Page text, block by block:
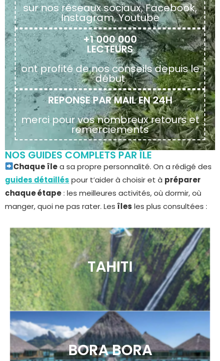
sur nos réseaux sociaux, Facebook,
Instagram, Youtube
+1 000 000
LECTEURS
ont profité de nos conseils depuis le
début
REPONSE PAR MAIL EN 24H
merci pour vos nombreux retours et
remerciements
NOS GUIDES COMPLETS PAR ÎLE
Chaque îlea sa propre personnalité. On a rédigé des
guides détaillés pour t’aider à choisir et à préparer
chaque étape: les meilleures activités, où dormir, où
manger, quoi ne pas rater. Les îles les plus consultées :
TAHITI
BORA BORA